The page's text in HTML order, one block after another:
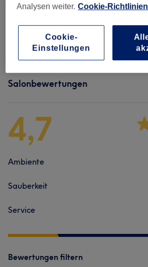
Nagelmodellage
Salonbewertungen
4,7
Ambiente
Sauberkeit
Service
Bewertungen filtern
Analysen weiter. Cookie-Richtlinien
Cookie-
Einstellungen